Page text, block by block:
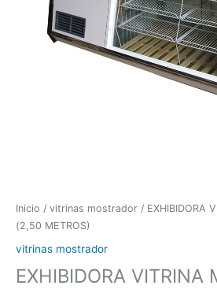
Inicio / vitrinas mostrador / EXHIBIDORA
(2,50 METROS)
vitrinas mostrador
EXHIBIDORA VITRINA